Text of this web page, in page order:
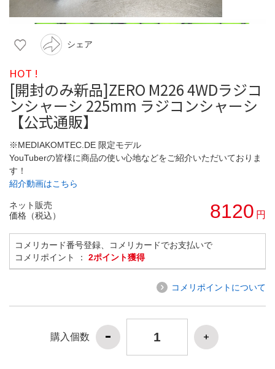
シェア
HOT !
[開封のみ新品]ZERO M226 4WDラジコ
ンシャーシ 225mm ラジコンシャーシ
【公式通販】
※MEDIAKOMTEC.DE 限定モデル
YouTuberの皆様に商品の使い心地などをご紹介いただいておりま
す！
紹介動画はこちら
ネット販売
価格（税込）
8120 円
コメリカード番号登録、コメリカードでお支払いで
コメリポイント ： 2ポイント獲得
コメリポイントについて
購入個数